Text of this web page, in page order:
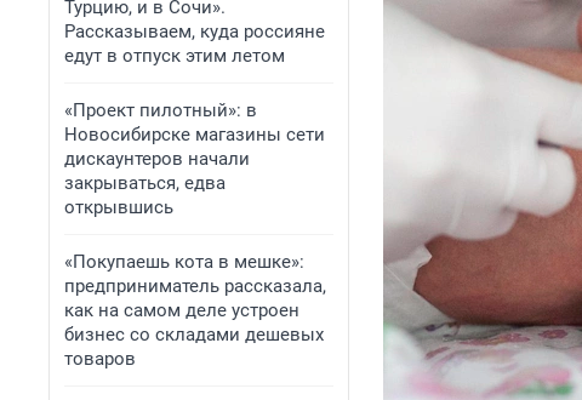
Турцию, и в Сочи».
Рассказываем, куда россияне
едут в отпуск этим летом
«Проект пилотный»: в
Новосибирске магазины сети
дискаунтеров начали
закрываться, едва
открывшись
«Покупаешь кота в мешке»:
предприниматель рассказала,
как на самом деле устроен
бизнес со складами дешевых
товаров